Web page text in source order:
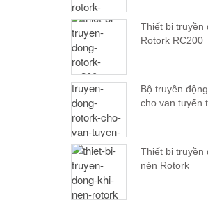
Thiết bị truyền
Rotork RC200
Bộ truyền
cho van tuyến
Thiết bị truyền
nén Rotork